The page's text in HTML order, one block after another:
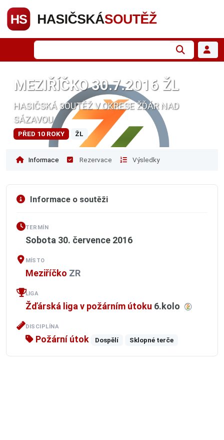
MEZIŘÍČKO 30.7.2016 ŽL
HASIČSKÁ SOUTĚŽ V OKRESE ŽĎÁR NAD
SÁZAVOU
PŘED 10 ROKY ŽL
Informace Rezervace Výsledky
Informace o soutěži
TERMÍN
Sobota 30. července 2016
MÍSTO
Meziříčko ZR
LIGA
Žďárská liga v požárním útoku 6.kolo
DISCIPLÍNA
Požární útok Dospělí Sklopné terče